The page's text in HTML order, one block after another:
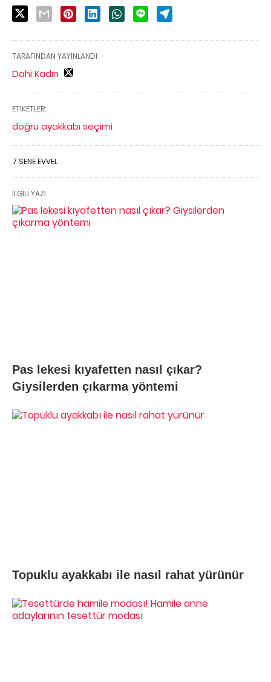
TARAFINDAN YAYINLANDI
Dahi Kadın
ETIKETLER:
doğru ayakkabı seçimi
7 SENE EVVEL
İLGILI YAZI
Pas lekesi kıyafetten nasıl çıkar?
Giysilerden çıkarma yöntemi
Topuklu ayakkabı ile nasıl rahat yürünür